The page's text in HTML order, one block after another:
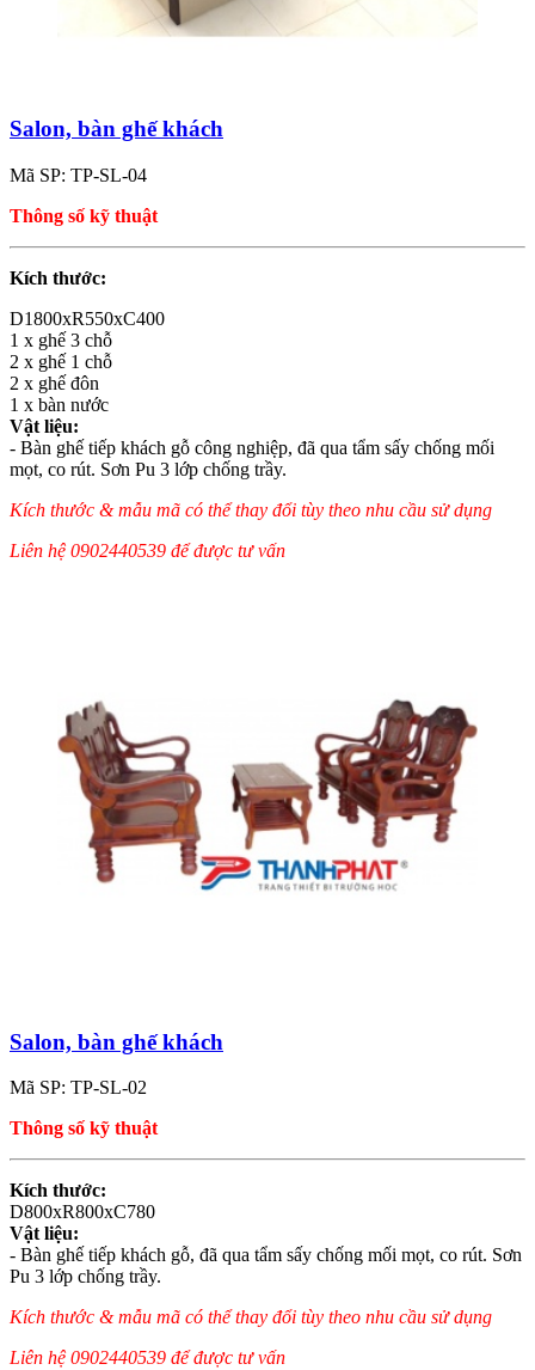
Salon, bàn ghế khách
Mã SP: TP-SL-04
Thông số kỹ thuật
Kích thước:
D1800xR550xC400
1 x ghế 3 chỗ
2 x ghế 1 chỗ
2 x ghế đôn
1 x bàn nước
Vật liệu:
- Bàn ghế tiếp khách gỗ công nghiệp, đã qua tẩm sấy chống mối
mọt, co rút. Sơn Pu 3 lớp chống trầy.
Kích thước & mẫu mã có thể thay đổi tùy theo nhu cầu sử dụng
Liên hệ 0902440539 để được tư vấn
Salon, bàn ghế khách
Mã SP: TP-SL-02
Thông số kỹ thuật
Kích thước:
D800xR800xC780
Vật liệu:
- Bàn ghế tiếp khách gỗ, đã qua tẩm sấy chống mối mọt, co rút. Sơn
Pu 3 lớp chống trầy.
Kích thước & mẫu mã có thể thay đổi tùy theo nhu cầu sử dụng
Liên hệ 0902440539 để được tư vấn